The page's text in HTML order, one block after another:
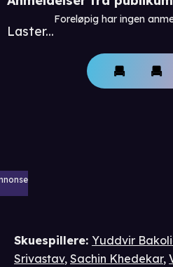
Laster...
Foreløpig har ingen
Skuespillere: Yuddvir
Srivastav, Sachin Khedekar,